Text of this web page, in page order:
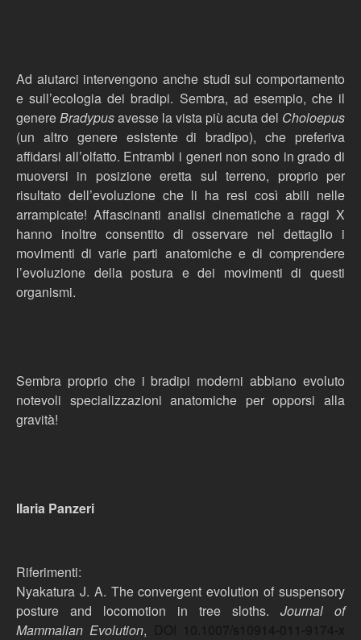
Ad aiutarci intervengono anche studi sul comportamento
e sull’ecologia dei bradipi. Sembra, ad esempio, che il
genereBradypusavesse la vista più acuta del Choloepus
(un altro genere esistente di bradipo), che preferiva
affidarsi all’olfatto. Entrambi i generi non sono in grado di
muoversi in posizione eretta sul terreno, proprio per
risultato dell’evoluzione che li ha resi così abili nelle
arrampicate! Affascinanti analisi cinematiche a raggi X
hanno inoltre consentito di osservare nel dettaglio i
movimenti di varie parti anatomiche e di comprendere
l’evoluzione della postura e dei movimenti di questi
organismi.
Sembra proprio che i bradipi moderni abbiano evoluto
notevoli specializzazioni anatomiche per opporsi alla
gravità!
Ilaria Panzeri
Riferimenti:
Nyakatura J. A. The convergent evolution of suspensory
posture and locomotion in tree sloths.
Journal of
Mammalian Evolution,